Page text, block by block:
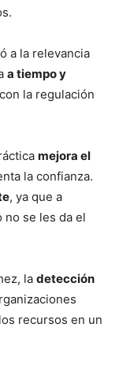
a la relevancia
a tiempo y
la regulación
mejora el
la confianza.
, ya que a
se les da el
la detección
recursos en un